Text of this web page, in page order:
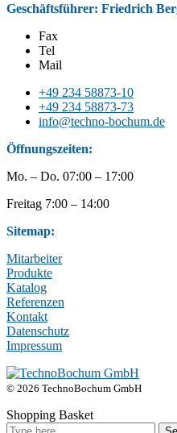
Geschäftsführer: Friedrich
Fax
Tel
Mail
+49 234 58873-10
+49 234 58873-73
info@techno-bochum.de
Öffnungszeiten:
Mo. – Do. 07:00 – 17:00
Freitag 7:00 – 14:00
Sitemap:
Mitarbeiter
Produkte
Katalog
Referenzen
Kontakt
Datenschutz
Impressum
© 2026 TechnoBochum GmbH
Shopping Basket